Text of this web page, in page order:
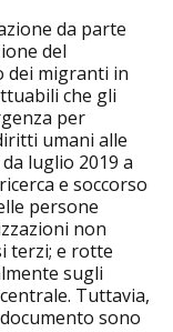
da parte
del
dei migranti in
che gli
per
umani alle
luglio 2019 a
e soccorso
persone
non
terzi; e rotte
sugli
Tuttavia,
sono